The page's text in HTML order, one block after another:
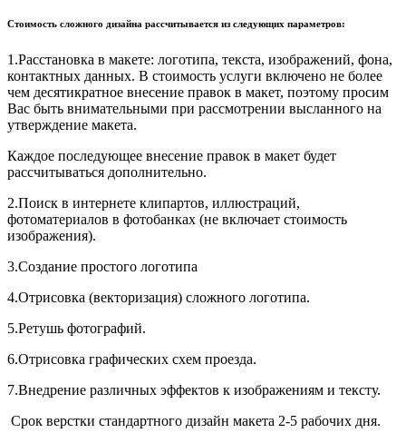
Стоимость сложного дизайна рассчитывается из следующих параметров:
1.Расстановка в макете: логотипа, текста, изображений, фона,
контактных данных. В стоимость услуги включено не более
чем десятикратное внесение правок в макет, поэтому просим
Вас быть внимательными при рассмотрении высланного на
утверждение макета.
Каждое последующее внесение правок в макет будет
рассчитываться дополнительно.
2.Поиск в интернете клипартов, иллюстраций,
фотоматериалов в фотобанках (не включает стоимость
изображения).
3.Создание простого логотипа
4.Отрисовка (векторизация) сложного логотипа.
5.Ретушь фотографий.
6.Отрисовка графических схем проезда.
7.Внедрение различных эффектов к изображениям и тексту.
Срок верстки стандартного дизайн макета 2-5 рабочих дня.